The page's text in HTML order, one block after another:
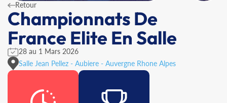
Retour
Championnats De
France Elite En Salle
28 au 1 Mars 2026
Salle Jean Pellez - Aubiere - Auvergne Rhone Alpes